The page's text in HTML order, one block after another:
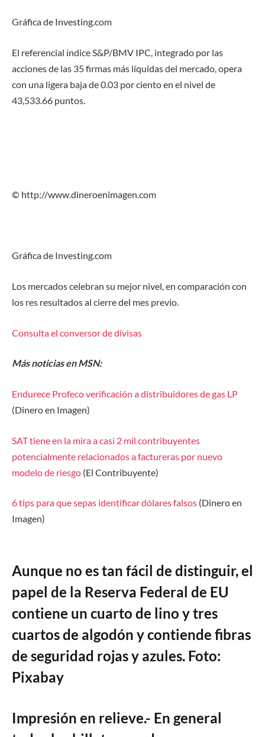
Gráfica de Investing.com
El referencial índice S&P/BMV IPC, integrado por las
acciones de las 35 firmas más líquidas del mercado, opera
con una ligera baja de 0.03 por ciento en el nivel de
43,533.66 puntos.
© http://www.dineroenimagen.com
Gráfica de Investing.com
Los mercados celebran su mejor nivel, en comparación con
los res resultados al cierre del mes previo.
Consulta el conversor de divisas
Más noticias en MSN:
Endurece Profeco verificación a distribuidores de gas LP
(Dinero en Imagen)
SAT tiene en la mira a casi 2 mil contribuyentes
potencialmente relacionados a factureras por nuevo
modelo de riesgo (El Contribuyente)
6 tips para que sepas identificar dólares falsos (Dinero en
Imagen)
Aunque no es tan fácil de distinguir, el
papel de la Reserva Federal de EU
contiene un cuarto de lino y tres
cuartos de algodón y contiende fibras
de seguridad rojas y azules. Foto:
Pixabay
Impresión en relieve.- En general